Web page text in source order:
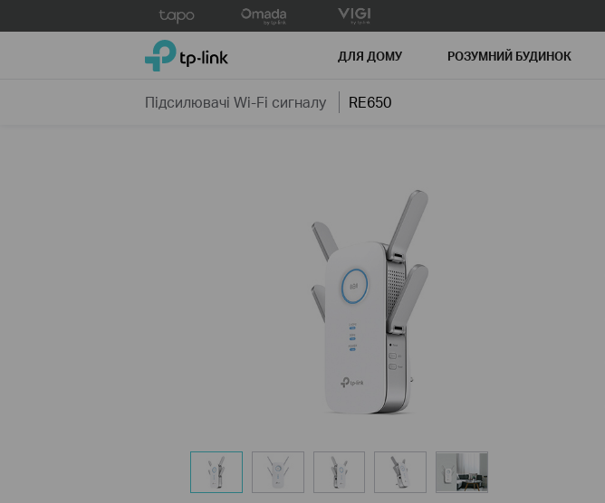
to
TP-Link, Reliably Smart ДЛЯ ДОМУ РОЗУМНИЙ БУДИНОК
Підсилювачi Wi-Fi сигналу RE650